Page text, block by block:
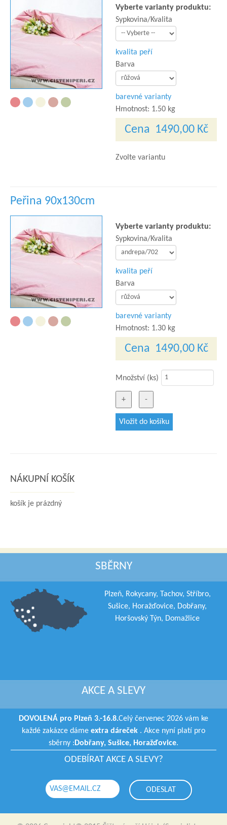
Vyberte varianty produktu:
Sypkovina/Kvalita
kvalita peří
Barva
barevné varianty
Hmotnost: 1.50 kg
Cena 1490,00 Kč
Zvolte variantu
Peřina 90x130cm
Vyberte varianty produktu:
Sypkovina/Kvalita
kvalita peří
Barva
barevné varianty
Hmotnost: 1.30 kg
Cena 1490,00 Kč
Množství (ks)
NÁKUPNÍ KOŠÍK
košík je prázdný
SBĚRNY
Plzeň, Rokycany, Tachov, Stříbro,
Sušice, Horažďovice, Dobřany,
Horšovský Týn, Domažlice
AKCE A SLEVY
DOVOLENÁ pro Plzeň 3.-16.8.Celý červenec 2026 vám ke
každé zakázce dáme extra dáreček . Akce nyní platí pro
sběrny : Dobřany, Sušice, Horažďovice.
ODEBÍRAT AKCE A SLEVY?